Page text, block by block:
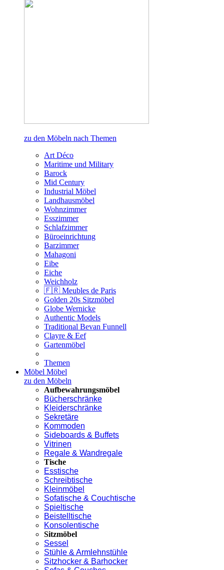
zu den Möbeln nach Themen
Art Déco
Maritime und Military
Barock
Mid Century
Industrial Möbel
Landhausmöbel
Wohnzimmer
Esszimmer
Schlafzimmer
Büroeinrichtung
Barzimmer
Mahagoni
Eibe
Eiche
Weichholz
🇫🇷 Meubles de Paris
Golden 20s Sitzmöbel
Globe Wernicke
Authentic Models
Traditional Bevan Funnell
Clayre & Eef
Gartenmöbel
Themen
Möbel Möbel
zu den Möbeln
Aufbewahrungsmöbel
Bücherschränke
Kleiderschränke
Sekretäre
Kommoden
Sideboards & Buffets
Vitrinen
Regale & Wandregale
Tische
Esstische
Schreibtische
Kleinmöbel
Sofatische & Couchtische
Spieltische
Beistelltische
Konsolentische
Sitzmöbel
Sessel
Stühle & Armlehnstühle
Sitzhocker & Barhocker